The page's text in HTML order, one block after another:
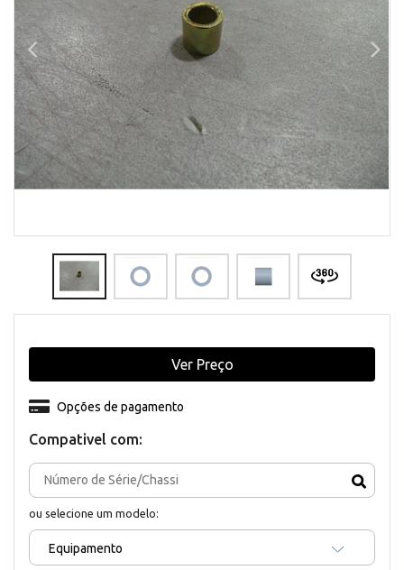
Compativel com:
ou selecione um modelo:
Equipamento
Opções de pagamento
Ver Preço